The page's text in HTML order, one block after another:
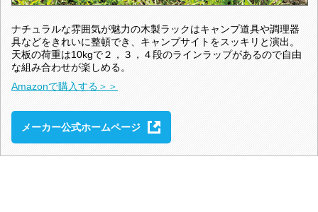
ナチュラルな雰囲気が魅力の木製ラックはキャンプ道具や調理器
具などをきれいに整頓でき、キャンプサイトをスッキリと演出。
天板の荷重は10kgで２，３，４段のラインラップがあるので自由
な組み合わせが楽しめる。
Amazonで購入する＞＞
メーカー公式ホームページ